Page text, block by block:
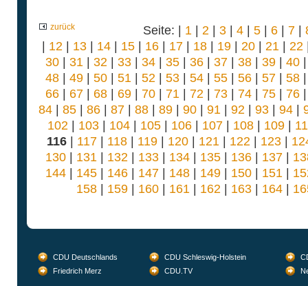
zurück Seite: | 1 | 2 | 3 | 4 | 5 | 6 | 7 |
| 12 | 13| 14| 15| 16| 17| 18| 19| 20| 21 | 22
30| 31 | 32 | 33| 34| 35| 36| 37| 38| 39| 40
48| 49| 50| 51 | 52 | 53| 54| 55| 56| 57| 58
66| 67| 68| 69| 70| 71 | 72 | 73| 74| 75| 76
84| 85| 86| 87| 88| 89| 90| 91 | 92 | 93| 94|
102 | 103 | 104 | 105 | 106 | 107 | 108 | 109 |
116| 117| 118| 119| 120| 121 | 122 | 123|
130| 131 | 132 | 133| 134| 135| 136| 137|
144| 145| 146| 147| 148| 149| 150| 151 |
158| 159| 160| 161 | 162 | 163| 164|
CDU Deutschlands CDU Schleswig-Holstein
Friedrich Merz
CDU.TV